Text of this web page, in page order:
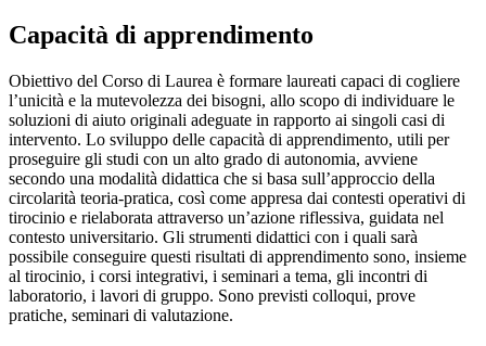
Capacità di apprendimento
Obiettivo del Corso di Laurea è formare laureati capaci di cogliere
l’unicità e la mutevolezza dei bisogni, allo scopo di individuare le
soluzioni di aiuto originali adeguate in rapporto ai singoli casi di
intervento. Lo sviluppo delle capacità di apprendimento, utili per
proseguire gli studi con un alto grado di autonomia, avviene
secondo una modalità didattica che si basa sull’approccio della
circolarità teoria-pratica, così come appresa dai contesti operativi di
tirocinio e rielaborata attraverso un’azione riflessiva, guidata nel
contesto universitario. Gli strumenti didattici con i quali sarà
possibile conseguire questi risultati di apprendimento sono, insieme
al tirocinio, i corsi integrativi, i seminari a tema, gli incontri di
laboratorio, i lavori di gruppo. Sono previsti colloqui, prove
pratiche, seminari di valutazione.